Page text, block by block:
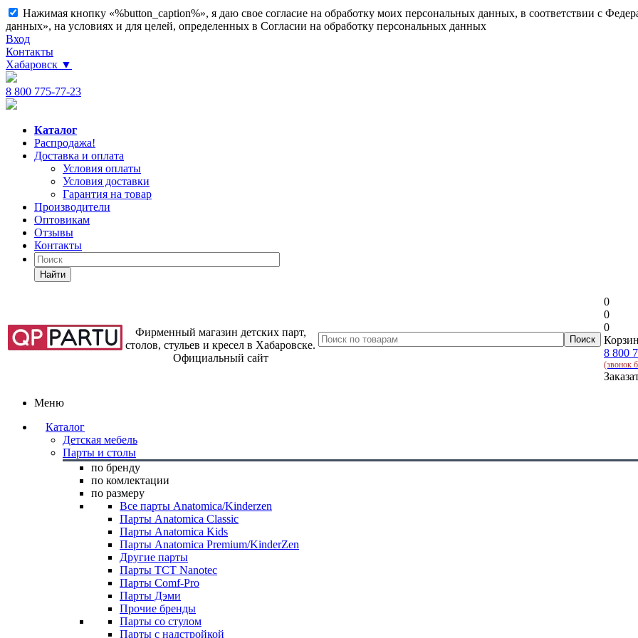
Нажимая кнопку «%button_caption%», я даю свое согласие на обработку моих персональных данных, в соответствии с
данных», на условиях и для целей, определенных в Согласии на обработку персональных данных
Вход
Контакты
Хабаровск ▼
8 800 775-77-23
Каталог
Распродажа!
Доставка и оплата
Условия оплаты
Условия доставки
Гарантия на товар
Производители
Оптовикам
Отзывы
Контакты
Найти
Фирменный магазин детских парт,
столов, стульев и кресел в Хабаровске.
Официальный сайт
0
0
0
8 800
(звонок
Меню
Каталог
Детская мебель
Парты и столы
по бренду
по комлектации
по размеру
Все парты Anatomica/Kinderzen
Парты Anatomica Classic
Парты Anatomica Kids
Парты Anatomica Premium/KinderZen
Другие парты
Парты TCT Nanotec
Парты Comf-Pro
Парты Дэми
Прочие бренды
Парты со стулом
Парты с надстройкой